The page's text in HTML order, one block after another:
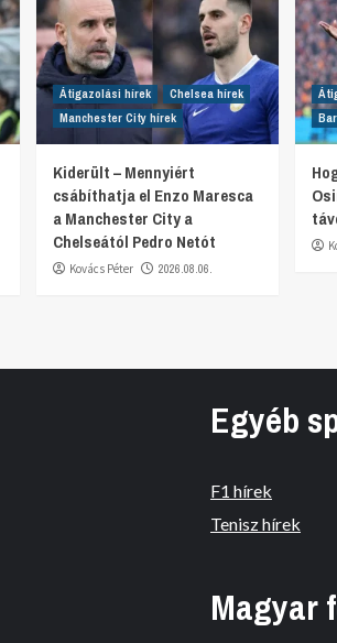
Átigazolási hírek
Chelsea hírek
Manchester City hírek
Kiderült – Mennyiért
csábíthatja el Enzo Maresca
a Manchester City a
Chelseától Pedro Netót
Kovács Péter 2026.08.06.
Egyéb
F1 hírek
Tenisz hírek
Magyar